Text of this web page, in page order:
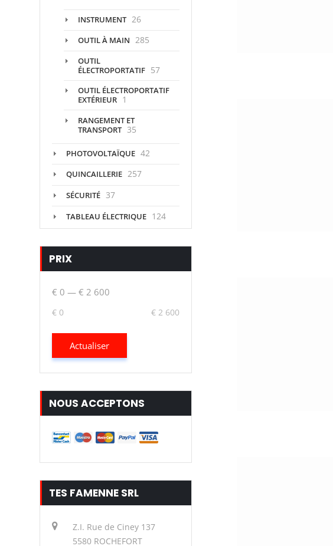
INSTRUMENT 26
OUTIL À MAIN 285
OUTIL
ÉLECTROPORTATIF 57
OUTIL ÉLECTROPORTATIF
EXTÉRIEUR 1
RANGEMENT ET
TRANSPORT 35
PHOTOVOLTAÏQUE 42
QUINCAILLERIE 257
SÉCURITÉ 37
TABLEAU ÉLECTRIQUE 124
PRIX
€ 0 — € 2 600
€ 0 € 2 600
Actualiser
NOUS ACCEPTONS
TES FAMENNE SRL
Z.I. Rue de Ciney 137
5580 ROCHEFORT